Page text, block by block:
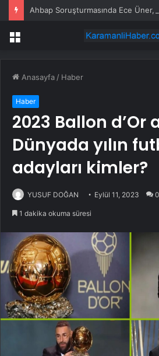
Menü
Anasayfa / Haber
Haber
2023 Ballon d’Or
Dünyada yılın
adayları kimler?
YUSUF DOĞAN Eylül 11, 2023 0
1 dakika okuma süresi